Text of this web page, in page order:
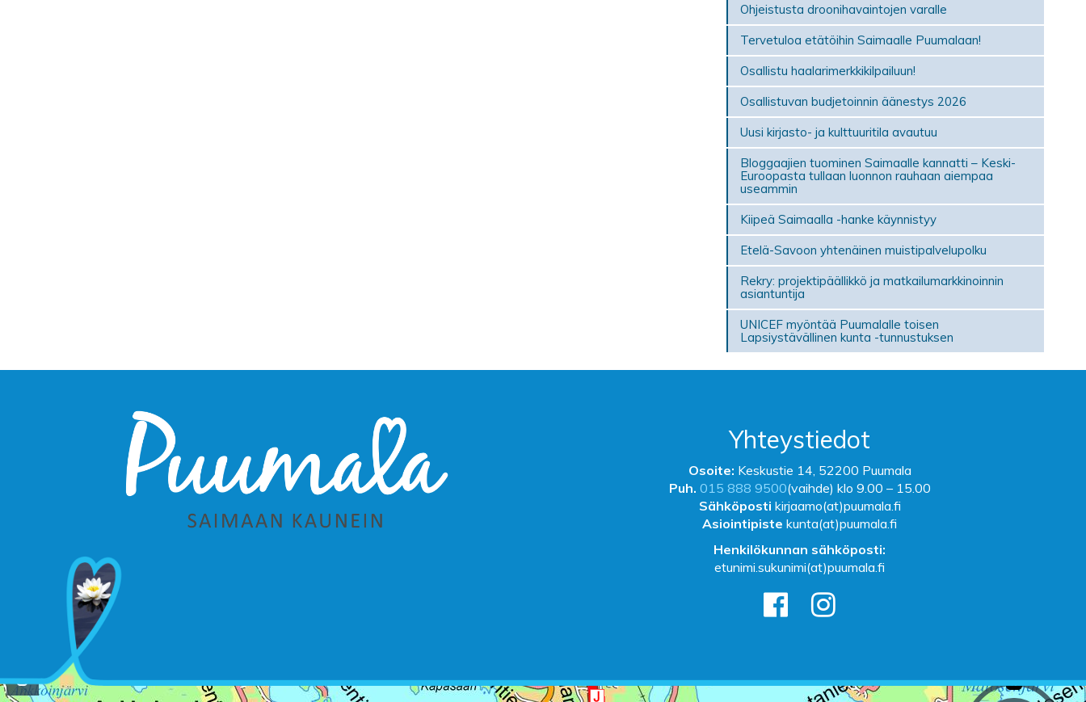
Ohjeistusta droonihavaintojen varalle
Tervetuloa etätöihin Saimaalle Puumalaan!
Osallistu haalarimerkkikilpailuun!
Osallistuvan budjetoinnin äänestys 2026
Uusi kirjasto- ja kulttuuritila avautuu
Bloggaajien tuominen Saimaalle kannatti – Keski-
Euroopasta tullaan luonnon rauhaan aiempaa
useammin
Kiipeä Saimaalla -hanke käynnistyy
Etelä-Savoon yhtenäinen muistipalvelupolku
Rekry: projektipäällikkö ja matkailumarkkinoinnin
asiantuntija
UNICEF myöntää Puumalalle toisen
Lapsiystävällinen kunta -tunnustuksen
Yhteystiedot
Osoite: Keskustie 14, 52200 Puumala
Puh. 015 888 9500(vaihde) klo 9.00 – 15.00
Sähköposti kirjaamo(at)puumala.fi
Asiointipiste kunta(at)puumala.fi
Henkilökunnan sähköposti:
etunimi.sukunimi(at)puumala.fi